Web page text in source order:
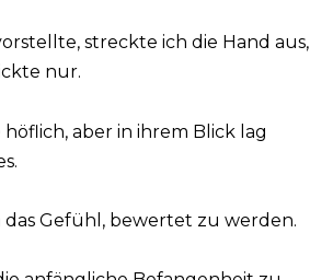
streckte ich die Hand aus,
nur.
aber in ihrem Blick lag
Gefühl, bewertet zu werden.